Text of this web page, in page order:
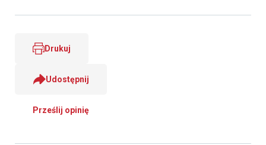
Drukuj
Udostępnij
Prześlij opinię